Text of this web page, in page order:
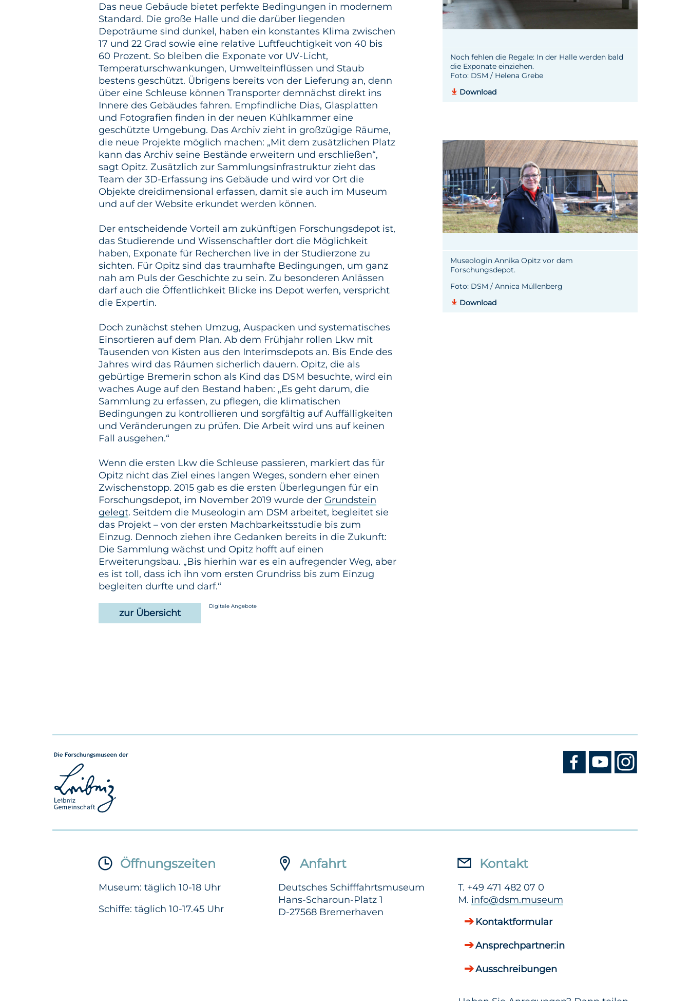
Das neue Gebäude bietet perfekte Bedingungen in modernem
Standard. Die große Halle und die darüber liegenden
Depoträume sind dunkel, haben ein konstantes Klima zwischen
17 und 22 Grad sowie eine relative Luftfeuchtigkeit von 40 bis
60 Prozent. So bleiben die Exponate vor UV-Licht,
Temperaturschwankungen, Umwelteinflüssen und Staub
bestens geschützt. Übrigens bereits von der Lieferung an, denn
über eine Schleuse können Transporter demnächst direkt ins
Innere des Gebäudes fahren. Empfindliche Dias, Glasplatten
und Fotografien finden in der neuen Kühlkammer eine
geschützte Umgebung. Das Archiv zieht in großzügige Räume,
die neue Projekte möglich machen: „Mit dem zusätzlichen Platz
kann das Archiv seine Bestände erweitern und erschließen“,
sagt Opitz. Zusätzlich zur Sammlungsinfrastruktur zieht das
Team der 3D-Erfassung ins Gebäude und wird vor Ort die
Objekte dreidimensional erfassen, damit sie auch im Museum
und auf der Website erkundet werden können.
Der entscheidende Vorteil am zukünftigen Forschungsdepot ist,
das Studierende und Wissenschaftler dort die Möglichkeit
haben, Exponate für Recherchen live in der Studierzone zu
sichten. Für Opitz sind das traumhafte Bedingungen, um ganz
nah am Puls der Geschichte zu sein. Zu besonderen Anlässen
darf auch die Öffentlichkeit Blicke ins Depot werfen, verspricht
die Expertin.
Doch zunächst stehen Umzug, Auspacken und systematisches
Einsortieren auf dem Plan. Ab dem Frühjahr rollen Lkw mit
Tausenden von Kisten aus den Interimsdepots an. Bis Ende des
Jahres wird das Räumen sicherlich dauern. Opitz, die als
gebürtige Bremerin schon als Kind das DSM besuchte, wird ein
waches Auge auf den Bestand haben: „Es geht darum, die
Sammlung zu erfassen, zu pflegen, die klimatischen
Bedingungen zu kontrollieren und sorgfältig auf Auffälligkeiten
und Veränderungen zu prüfen. Die Arbeit wird uns auf keinen
Fall ausgehen.“
Wenn die ersten Lkw die Schleuse passieren, markiert das für
Opitz nicht das Ziel eines langen Weges, sondern eher einen
Zwischenstopp. 2015 gab es die ersten Überlegungen für ein
Forschungsdepot, im November 2019 wurde der Grundstein
gelegt. Seitdem die Museologin am DSM arbeitet, begleitet sie
das Projekt – von der ersten Machbarkeitsstudie bis zum
Einzug. Dennoch ziehen ihre Gedanken bereits in die Zukunft:
Die Sammlung wächst und Opitz hofft auf einen
Erweiterungsbau. „Bis hierhin war es ein aufregender Weg, aber
es ist toll, dass ich ihn vom ersten Grundriss bis zum Einzug
begleiten durfte und darf.“
zur Übersicht
Digitale Angebote
Noch fehlen die Regale: In der Halle werden bald
die Exponate einziehen.
Foto: DSM / Helena Grebe
Download
Museologin Annika Opitz vor dem
Forschungsdepot.
Foto: DSM / Annica Müllenberg
Download
Öffnungszeiten
Museum: täglich 10-18 Uhr
Schiffe: täglich 10-17.45 Uhr
Anfahrt
Deutsches Schifffahrtsmuseum
Hans-Scharoun-Platz 1
D-27568 Bremerhaven
Kontakt
T. +49 471 482 07 0
M. info@dsm.museum
Kontaktformular
Ansprechpartner:in
Ausschreibungen